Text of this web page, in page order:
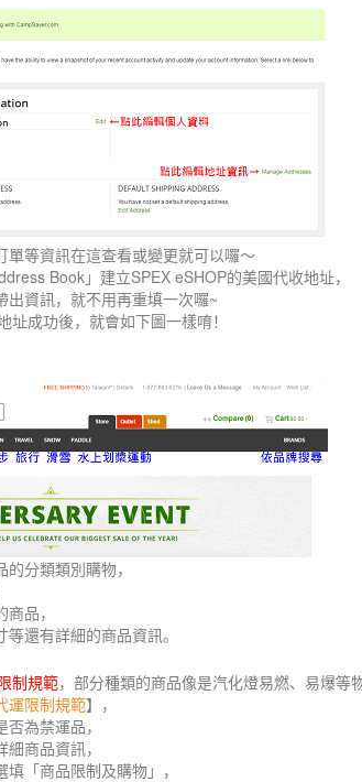
等資訊在這查看或變更就可以囉～
Book」建立SPEX eSHOP的美國代收地址，
出資訊，就不用再重填一次囉~
成功後，就會如下圖一樣唷！
分類類別購物，
品，
還有詳細的商品資訊。
制規範，部分種類的商品像是汽化燈易燃、易爆等
運限制規範】，
為禁運品，
商品資訊，
填「商品限制及購物」，